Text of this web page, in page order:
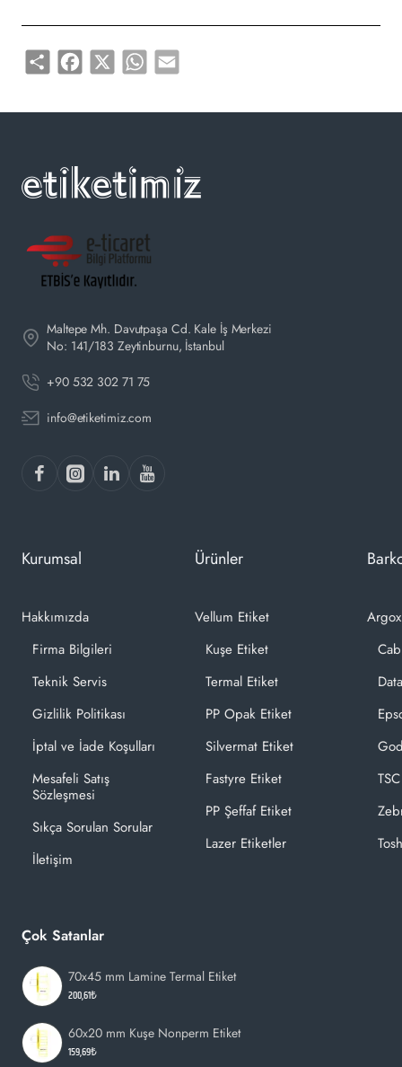
Share Facebook
X WhatsApp
Email
Maltepe Mh. Davutpaşa Cd. Kale İş Merkezi
No: 141/183 Zeytinburnu, İstanbul
+90 532 302 71 75
info@etiketimiz.com
Kurumsal
Hakkımızda
Firma Bilgileri
Teknik Servis
Gizlilik Politikası
İptal ve İade Koşulları
Mesafeli Satış
Sözleşmesi
Sıkça Sorulan Sorular
İletişim
Ürünler
Vellum Etiket
Kuşe Etiket
Termal Etiket
PP Opak Etiket
Silvermat Etiket
Fastyre Etiket
PP Şeffaf Etiket
Lazer Etiketler
Çok Satanlar
70x45 mm Lamine Termal Etiket
200,61₺
60x20 mm Kuşe Nonperm Etiket
159,69₺